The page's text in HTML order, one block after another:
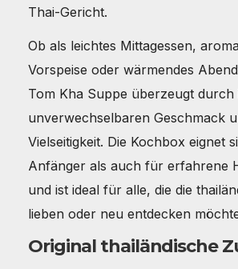
Thai-Gericht.
Ob als leichtes Mittagessen,
Vorspeise oder wärmendes
Tom Kha Suppe überzeugt durch
unverwechselbaren Geschmack
Vielseitigkeit. Die Kochbox eignet
Anfänger als auch für erfahrene
und ist ideal für alle, die die
lieben oder neu entdecken
Original thailändische